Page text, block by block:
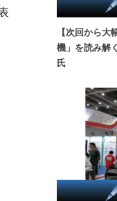
【次回から
機」を読み解
氏